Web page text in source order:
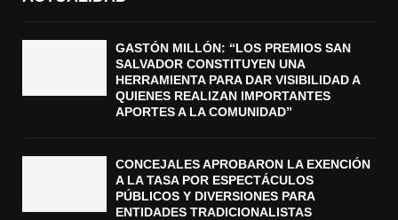
GASTÓN MILLÓN: “LOS PREMIOS SAN
SALVADOR CONSTITUYEN UNA
HERRAMIENTA PARA DAR VISIBILIDAD A
QUIENES REALIZAN IMPORTANTES
APORTES A LA COMUNIDAD”
CONCEJALES APROBARON LA EXENCIÓN
A LA TASA POR ESPECTÁCULOS
PÚBLICOS Y DIVERSIONES PARA
ENTIDADES TRADICIONALISTAS